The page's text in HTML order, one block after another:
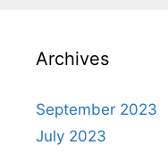
Archives
September 2023
July 2023